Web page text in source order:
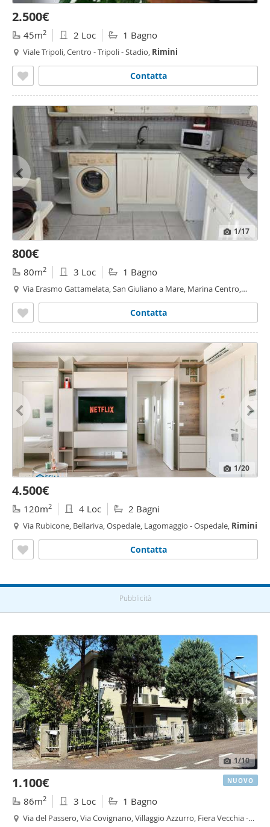
2.500€
45m2 2 Loc 1 Bagno
Viale Tripoli, Centro - Tripoli - Stadio, Rimini
Contatta
1/17
800€
80m2 3 Loc 1 Bagno
Via Erasmo Gattamelata, San Giuliano a Mare, Marina Centro,
Contatta
1/20
4.500€
120m2 4 Loc 2 Bagni
Via Rubicone, Bellariva, Ospedale, Lagomaggio - Ospedale, Rimini
Contatta
Pubblicità
1/10
1.100€
86m2 3 Loc 1 Bagno
Via del Passero, Via Covignano, Villaggio Azzurro, Fiera Vecchia -
NUOVO